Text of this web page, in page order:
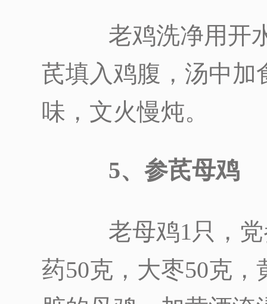
老鸡洗净用开水
芪填入鸡腹，汤中加
味，文火慢炖。
5、参芪母鸡
老母鸡1只，党
药50克，大枣50克